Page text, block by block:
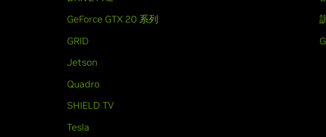
GeForce GTX 20 系列
GRID
Jetson
Quadro
SHIELD TV
Tesla